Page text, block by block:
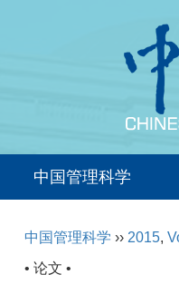
中国管理科学
中国管理科学 ›› 2015,
• 论文 •